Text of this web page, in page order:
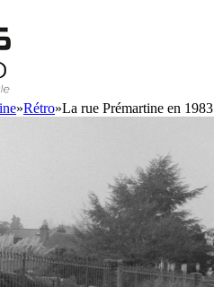
»Rétro»La rue Prémartine en 1983